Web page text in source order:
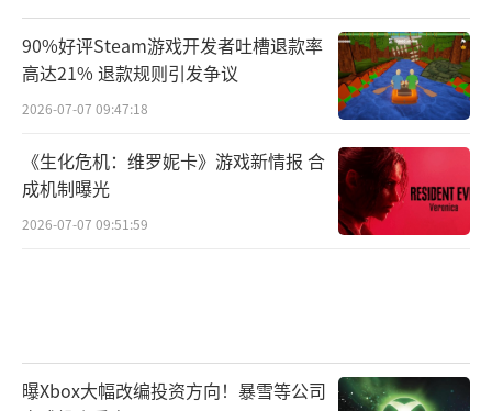
90%好评Steam游戏开发者吐槽退款率
高达21% 退款规则引发争议
2026-07-07 09:47:18
《生化危机：维罗妮卡》游戏新情报 合
成机制曝光
2026-07-07 09:51:59
曝Xbox大幅改编投资方向！暴雪等公司